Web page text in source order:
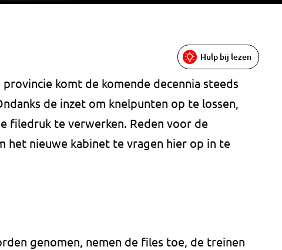
Hulp bij lezen
komt de komende decennia steeds
de inzet om knelpunten op te lossen,
filedruk te verwerken. Reden voor de
het nieuwe kabinet te vragen hier op in te
genomen, nemen de files toe, de treinen